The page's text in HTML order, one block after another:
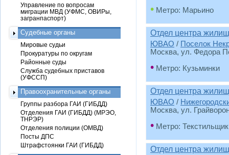
• Метро: Марьино
Отдел центра
ЮВАО / Поселок
Москва, ул. Федора
• Метро: Кузьминки
Отдел центра
ЮВАО /
Москва, ул.
• Метро:
Отдел центра
Управление по вопросам
миграции МВД (УФМС, ОВИРы,
загранпаспорт)
Судебные органы
Мировые судьи
Прокуратуры по округам
Районные суды
Служба судебных приставов
(УФССП)
Правоохранительные органы
Группы разбора ГАИ (ГИБДД)
Отделения ГАИ (ГИБДД) (МРЭО,
ТНРЭР)
Отделения полиции (ОМВД)
Посты ДПС
Штрафстоянки ГАИ (ГИБДД)